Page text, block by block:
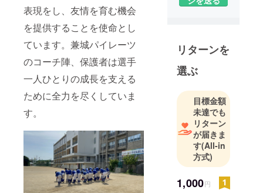
表現をし、友情を育む機会
を提供することを使命とし
ています。兼城パイレーツ
のコーチ陣、保護者は選手
一人ひとりの成長を支える
ために全力を尽くしていま
す。
リターンを
選ぶ
目標金額
未達でも
リターン
が届きま
す(All-in
方式)
1,000円